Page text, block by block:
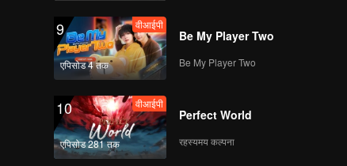
9
एपिसोड 4 तक
वीआईपी
Be My Player Two
Be My Player Two
10
एपिसोड 281 तक
वीआईपी
Perfect World
रहस्यमय कल्पना